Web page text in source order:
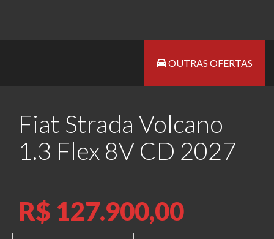
OUTRAS OFERTAS
Fiat Strada Volcano
1.3 Flex 8V CD 2027
R$ 127.900,00